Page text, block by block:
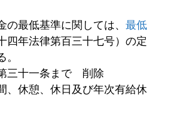
の最低基準に関しては、 最低
四年法律第百三十七号）の定
三十一条まで 削除
休憩、休日及び年次有給休